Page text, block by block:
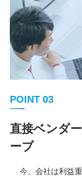
POINT 03
直接ベンダ
ーブ
今、会社は利益